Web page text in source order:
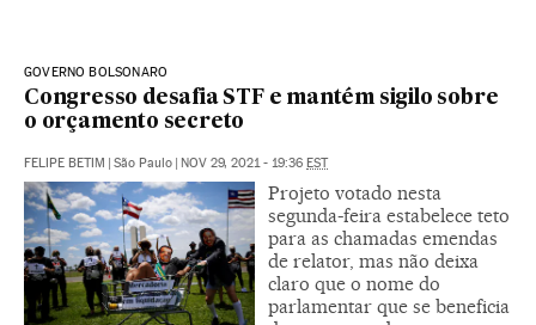
GOVERNO BOLSONARO
Congresso desafia STF e mantém sigilo sobre
o orçamento secreto
FELIPE BETIM | São Paulo | NOV 29, 2021 - 19:36 EST
Projeto votado nesta
segunda-feira estabelece teto
para as chamadas emendas
de relator, mas não deixa
claro que o nome do
parlamentar que se beneficia